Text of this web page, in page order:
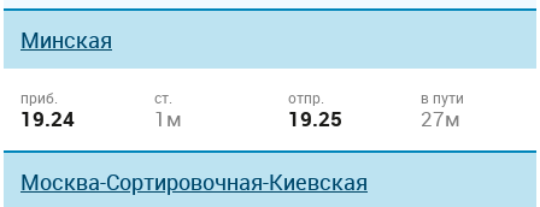
Минская
приб.
19.24
ст.
1м
отпр.
19.25
в пути
27м
Москва-Сортировочная-Киевская